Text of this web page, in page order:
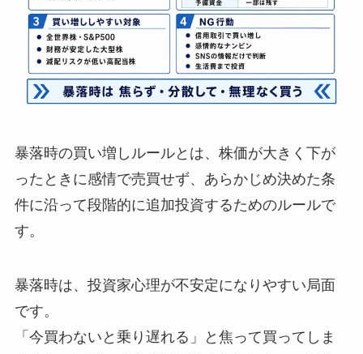
暴落時の買い増しルールとは、株価が大きく下が
ったときに感情で売買せず、あらかじめ決めた条
件に沿って段階的に追加投資するためのルールで
す。
暴落時は、投資家心理が不安定になりやすい局面
です。
「今買わないと乗り遅れる」と焦って買ってしま